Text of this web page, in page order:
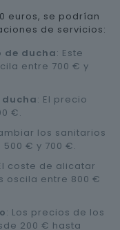
euros, se podrían
de servicios:
de ducha: Este
entre 700 € y
: El precio
€.
los sanitarios
€ y 700 €.
coste de alicatar
oscila entre 800 €
: Los precios de los
200 € hasta